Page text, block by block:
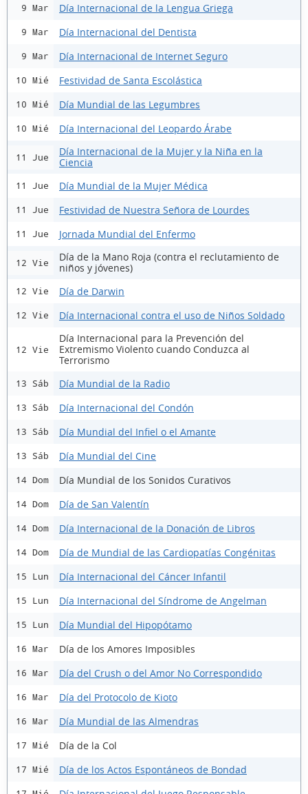
9 Mar Día Internacional de la Lengua Griega
9 Mar Día Internacional del Dentista
9 Mar Día Internacional de Internet Seguro
10 Mié Festividad de Santa Escolástica
10 Mié Día Mundial de las Legumbres
10 Mié Día Internacional del Leopardo Árabe
11 Jue
Día Internacional de la Mujer y la Niña en la
Ciencia
11 Jue Día Mundial de la Mujer Médica
11 Jue Festividad de Nuestra Señora de Lourdes
11 Jue Jornada Mundial del Enfermo
12 Vie
Día de la Mano Roja (contra el reclutamiento de
niños y jóvenes)
12 Vie Día de Darwin
12 Vie Día Internacional contra el uso de Niños Soldado
12 Vie
Día Internacional para la Prevención del
Extremismo Violento cuando Conduzca al
Terrorismo
13 Sáb Día Mundial de la Radio
13 Sáb Día Internacional del Condón
13 Sáb Día Mundial del Infiel o el Amante
13 Sáb Día Mundial del Cine
14 Dom Día Mundial de los Sonidos Curativos
14 Dom Día de San Valentín
14 Dom Día Internacional de la Donación de Libros
14 Dom Día de Mundial de las Cardiopatías Congénitas
15 Lun Día Internacional del Cáncer Infantil
15 Lun Día Internacional del Síndrome de Angelman
15 Lun Día Mundial del Hipopótamo
16 Mar Día de los Amores Imposibles
16 Mar Día del Crush o del Amor No Correspondido
16 Mar Día del Protocolo de Kioto
16 Mar Día Mundial de las Almendras
17 Mié Día de la Col
17 Mié Día de los Actos Espontáneos de Bondad